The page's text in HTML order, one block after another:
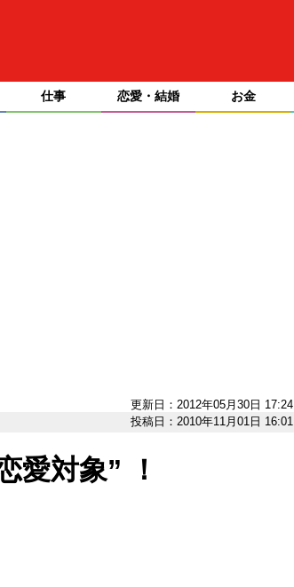
仕事 恋愛・結婚 お金
更新日：2012年05月30日 17:24
投稿日：2010年11月01日 16:01
愛対象” ！